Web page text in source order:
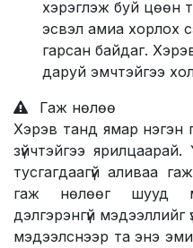
хэрэглэж буй цөөн
эсвэл амиа хорлох
гарсан байдаг.
даруй эмчтэйгээ
Гаж нөлөө
Хэрэв танд ямар нэгэн
зүйчтэйгээ
тусгагдаагүй аливаа
гаж нөлөөг шууд
дэлгэрэнгүй мэдээллийг
мэдээлснээр та энэ